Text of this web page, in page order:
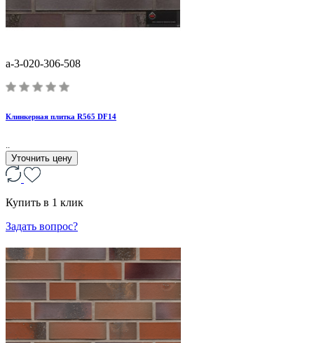
a-3-020-306-508
Клинкерная плитка R565 DF14
..
Уточнить цену
Купить в 1 клик
Задать вопрос?